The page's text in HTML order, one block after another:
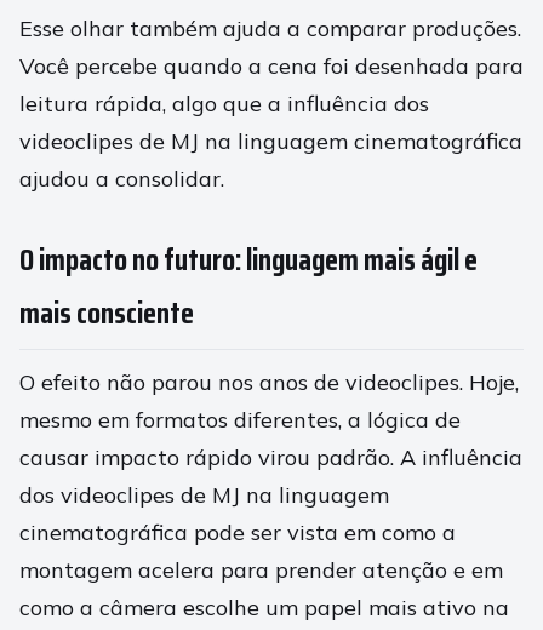
Esse olhar também ajuda a comparar produções.
Você percebe quando a cena foi desenhada para
leitura rápida, algo que a influência dos
videoclipes de MJ na linguagem cinematográfica
ajudou a consolidar.
O impacto no futuro: linguagem mais ágil e
mais consciente
O efeito não parou nos anos de videoclipes. Hoje,
mesmo em formatos diferentes, a lógica de
causar impacto rápido virou padrão. A influência
dos videoclipes de MJ na linguagem
cinematográfica pode ser vista em como a
montagem acelera para prender atenção e em
como a câmera escolhe um papel mais ativo na